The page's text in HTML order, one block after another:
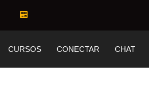
CURSOS CONECTAR CHAT